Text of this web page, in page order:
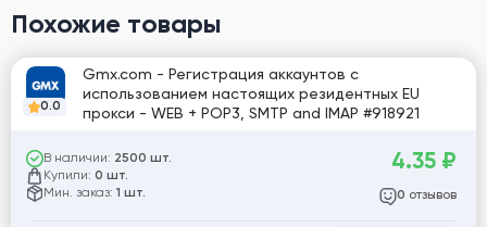
Похожие товары
0.0
Gmx.com - Регистрация аккаунтов с
использованием настоящих резидентных EU
прокси - WEB + POP3, SMTP and IMAP #918921
В наличии: 2500 шт.
Купили: 0 шт.
Мин. заказ: 1 шт.
4.35 ₽
0 отзывов